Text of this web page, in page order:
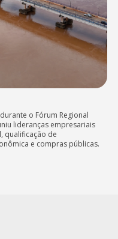
o Fórum Regional
lideranças empresariais
qualificação de
e compras públicas.